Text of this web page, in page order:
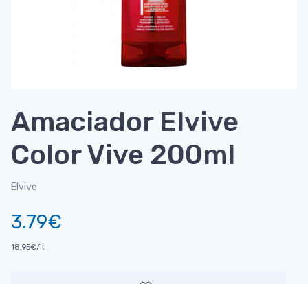
Amaciador Elvive
Color Vive 200ml
Elvive
3.79€
18,95€/lt